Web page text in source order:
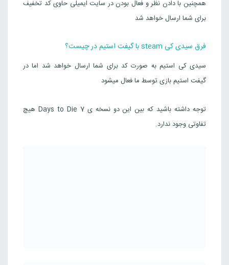
همچنین با دادن نظر و فعال بودن در سایت ایمیلی حاوی کد تخفیف
برای شما ارسال خواهد شد
فرق سیدی کی steam با گیفت استیم در چیست؟
سیدی کی استیم به صورت کد برای شما ارسال خواهد شد اما در
گیفت استیم بازی توسط ما فعال میشود
توجه داشته باشید که بین این دو نسخه ی 7 Days to Die هیچ
تفاوتی وجود ندارد.